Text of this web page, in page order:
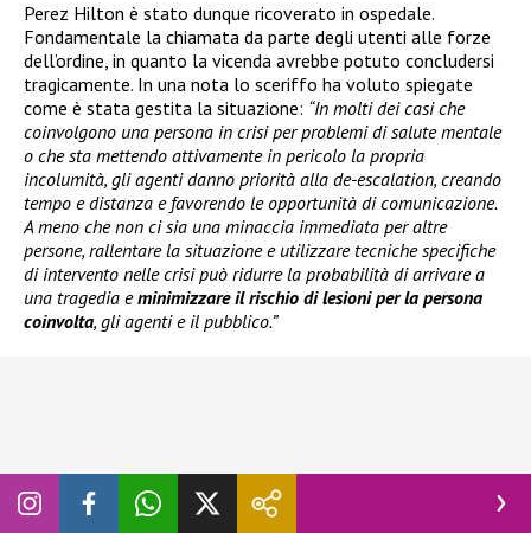
Perez Hilton è stato dunque ricoverato in ospedale.
Fondamentale la chiamata da parte degli utenti alle forze
dell’ordine, in quanto la vicenda avrebbe potuto concludersi
tragicamente. In una nota lo sceriffo ha voluto spiegate
come è stata gestita la situazione: “In molti dei casi che
coinvolgono una persona in crisi per problemi di salute mentale
o che sta mettendo attivamente in pericolo la propria
incolumità, gli agenti danno priorità alla de-escalation, creando
tempo e distanza e favorendo le opportunità di comunicazione.
A meno che non ci sia una minaccia immediata per altre
persone, rallentare la situazione e utilizzare tecniche specifiche
di intervento nelle crisi può ridurre la probabilità di arrivare a
una tragedia eminimizzare il rischio di lesioni per la persona
coinvolta, gli agenti e il pubblico.”